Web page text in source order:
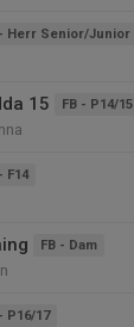
- Herr Senior/Junior
15 FB - P14/15
F14
FB - Dam
P16/17